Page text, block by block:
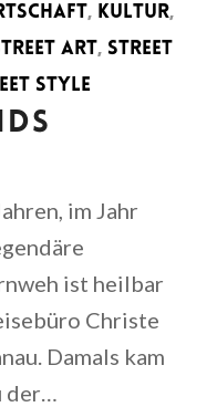
, KULTUR,
ART, STREET
STYLE
im Jahr
ist heilbar
Christe
Damals kam